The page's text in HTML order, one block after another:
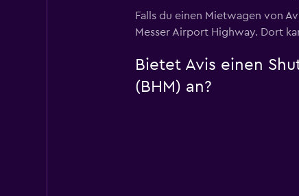
Falls du einen Mietwagen von
Messer Airport Highway. Dort
Bietet Avis einen
(BHM) an?